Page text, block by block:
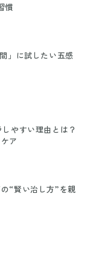
慣
」に試したい五感
やすい理由とは？
ア
“賢い治し方”を親